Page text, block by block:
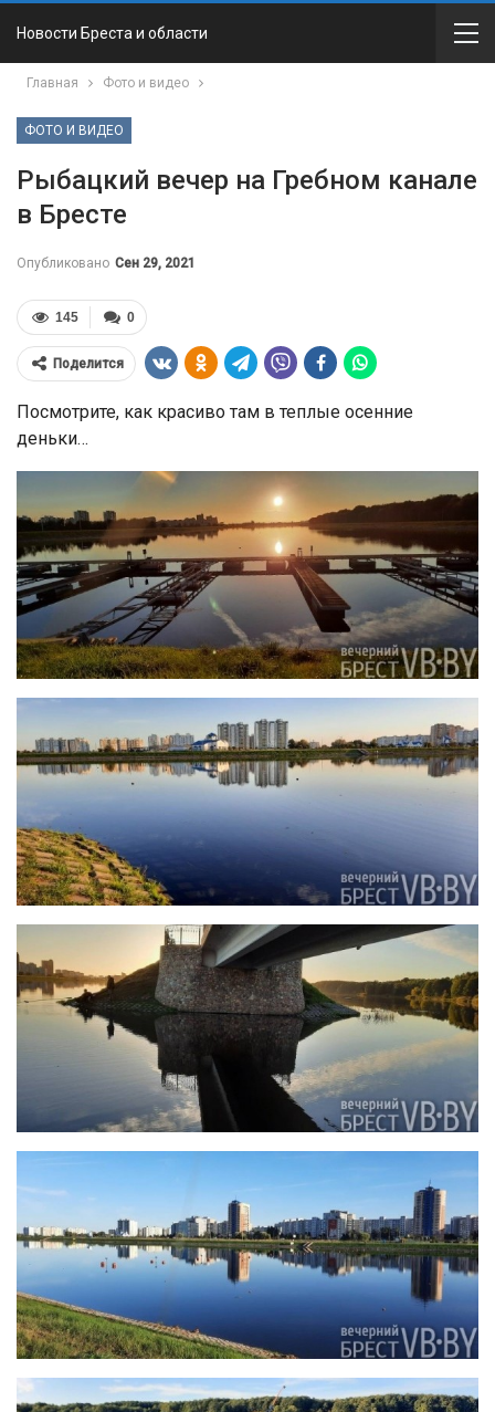
Новости Бреста и области
Главная Фото и видео
ФОТО И ВИДЕО
Рыбацкий вечер на Гребном канале
в Бресте
Опубликовано Сен 29, 2021
0
145
Поделится
Посмотрите, как красиво там в теплые осенние
деньки…